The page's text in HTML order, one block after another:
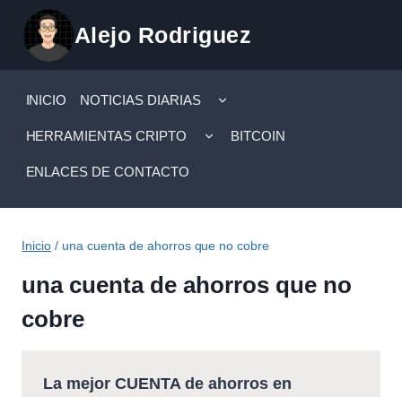
contenido
Alejo Rodriguez
INICIO NOTICIAS DIARIAS
ALTERNAR
HERRAMIENTAS CRIPTO
ALTERNAR
MENÚ
BITCOIN
ENLACES DE CONTACTO
Inicio / una cuenta de ahorros que no cobre
una cuenta de ahorros que no
cobre
La mejor CUENTA de ahorros en